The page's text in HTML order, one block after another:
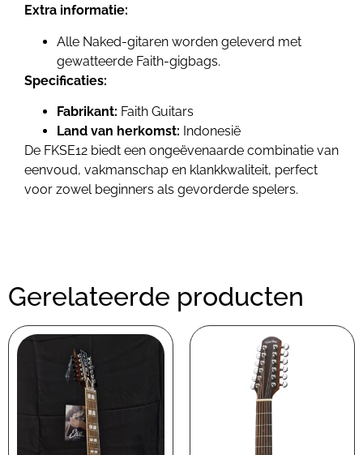
Extra informatie:
Alle Naked-gitaren worden geleverd met
gewatteerde Faith-gigbags.
Specificaties:
Fabrikant: Faith Guitars
Land van herkomst: Indonesië
De FKSE12 biedt een ongeëvenaarde combinatie van
eenvoud, vakmanschap en klankkwaliteit, perfect
voor zowel beginners als gevorderde spelers.
Gerelateerde producten